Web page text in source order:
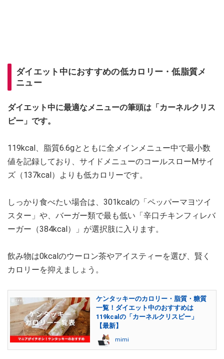
ダイエット中におすすめの低カロリー・低脂質メ
ニュー
ダイエット中に最適なメニューの筆頭は「カーネルクリス
ピー」です。
119kcal、脂質6.6gとともに全メインメニュー中で最小数
値を記録しており、サイドメニューのコールスローMサイ
ズ（137kcal）よりも低カロリーです。
しっかり食べたい場合は、301kcalの「ペッパーマヨツイ
スター」や、バーガー類で最も低い「辛口チキンフィレバ
ーガー（384kcal）」が選択肢に入ります。
飲み物は0kcalのウーロン茶やアイスティーを選び、賢く
カロリーを抑えましょう。
ケンタッキーのカロリー・脂質・糖質
一覧！ダイエット中のおすすめは
119kcalの「カーネルクリスピー」
【最新】
mimi